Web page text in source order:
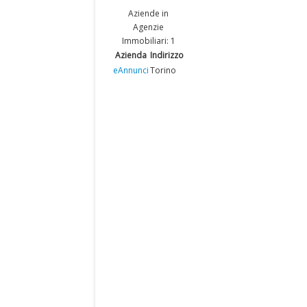
Aziende in
Agenzie
Immobiliari: 1
Azienda Indirizzo
eAnnunciTorino